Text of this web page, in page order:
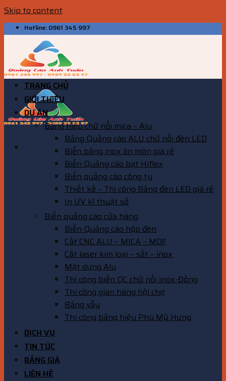
Skip to content
Hotline: 0961 345 997
TRANG CHỦ
GIỚI THIỆU
DỰ ÁN
Bảng hiệu chữ nổi mica – Alu
Bảng Quảng cáo ALU chữ nổi đèn LED
Biển bảng inox ăn mòn giá rẻ
Biển Quảng cáo bạt Hiflex
Biển quảng cáo công ty
Thiết kế – Thi công Bảng đèn LED giá rẻ
In UV kĩ thuật số
Biển quảng cáo cửa hàng
Biển Quảng cáo hộp đèn
Cắt CNC ALU – MICA – MDF
Cắt laser kim loại – sắt – inox
Mặt dựng Alu
Thi công biển QC chữ nổi inox-Đồng
Thi công gian hàng hội chợ
Bảng vẫy
Thi công bảng hiệu Phú Mỹ Hưng
DỊCH VỤ
TIN TỨC
BẢNG GIÁ
LIÊN HỆ